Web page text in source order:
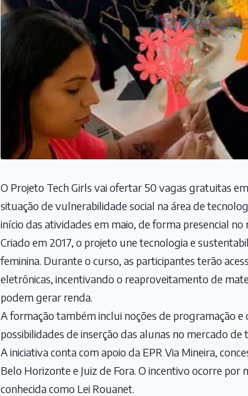
O Projeto Tech Girls vai ofertar 50 vagas gratuitas
situação de vulnerabilidade social na área de
início das atividades em maio, de forma presencial no
Criado em 2017, o projeto une tecnologia e
feminina. Durante o curso, as participantes terão
eletrônicas, incentivando o reaproveitamento de
podem gerar renda.
A formação também inclui noções de programação
possibilidades de inserção das alunas no mercado
A iniciativa conta com apoio da EPR Via Mineira,
Belo Horizonte e Juiz de Fora. O incentivo ocorre por
conhecida como Lei Rouanet.